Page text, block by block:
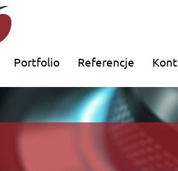
Portfolio Referencje